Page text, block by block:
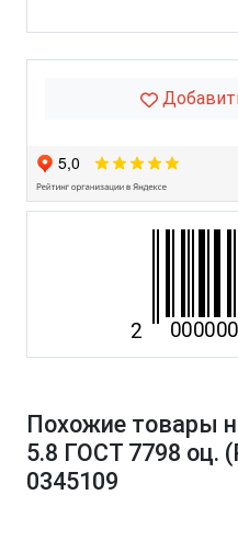
Похожие товары
5.8 ГОСТ 7798 оц.
0345109